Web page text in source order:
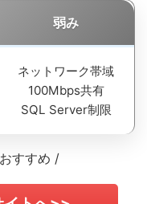
弱み
ネットワーク帯域
100Mbps共有
SQL Server制限
すすめ /